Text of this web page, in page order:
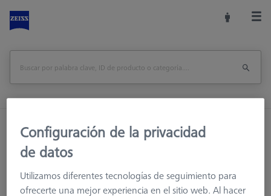
Inicio
Accesorios de la máquina
Accesorios para máquinas de medición
Racks de Sensores
Conector de sonda para RDS
Configuración de la privacidad
de datos
Utilizamos diferentes tecnologías de seguimiento para
ofrecerte una mejor experiencia en el sitio web. Al hacer